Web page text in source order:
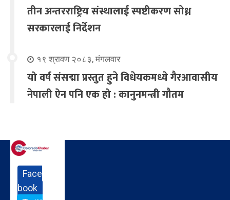
तीन अन्तरराष्ट्रिय संस्थालाई स्पष्टीकरण सोध्न
सरकारलाई निर्देशन
१९ श्रावण २०८३, मंगलवार
यो वर्ष संसद्मा प्रस्तुत हुने विधेयकमध्ये गैरआवासीय
नेपाली ऐन पनि एक हो : कानुनमन्त्री गौतम
Face
book